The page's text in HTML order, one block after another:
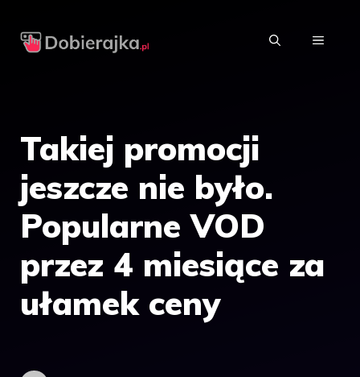
MENU
Takiej promocji
jeszcze nie było.
Popularne VOD
przez 4 miesiące za
ułamek ceny